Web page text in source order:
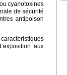
cyanotoxines
de sécurité
antipoison
aux